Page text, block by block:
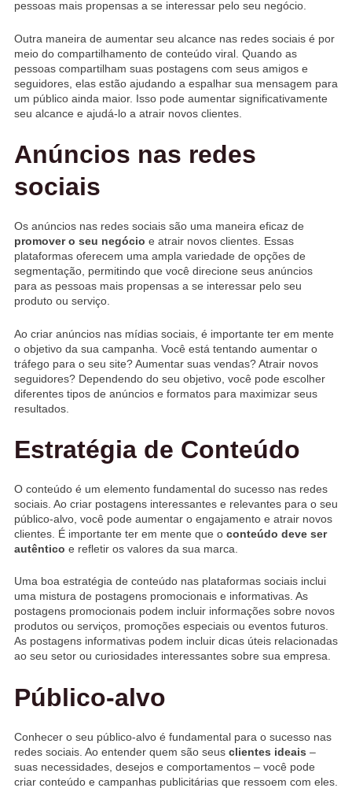
pessoas mais propensas a se interessar pelo seu negócio.
Outra maneira de aumentar seu alcance nas redes sociais é por
meio do compartilhamento de conteúdo viral. Quando as
pessoas compartilham suas postagens com seus amigos e
seguidores, elas estão ajudando a espalhar sua mensagem para
um público ainda maior. Isso pode aumentar significativamente
seu alcance e ajudá-lo a atrair novos clientes.
Anúncios nas redes
sociais
Os anúncios nas redes sociais são uma maneira eficaz de
promover o seu negócio e atrair novos clientes. Essas
plataformas oferecem uma ampla variedade de opções de
segmentação, permitindo que você direcione seus anúncios
para as pessoas mais propensas a se interessar pelo seu
produto ou serviço.
Ao criar anúncios nas mídias sociais, é importante ter em mente
o objetivo da sua campanha. Você está tentando aumentar o
tráfego para o seu site? Aumentar suas vendas? Atrair novos
seguidores? Dependendo do seu objetivo, você pode escolher
diferentes tipos de anúncios e formatos para maximizar seus
resultados.
Estratégia de Conteúdo
O conteúdo é um elemento fundamental do sucesso nas redes
sociais. Ao criar postagens interessantes e relevantes para o seu
público-alvo, você pode aumentar o engajamento e atrair novos
clientes. É importante ter em mente que o conteúdo deve ser
autêntico e refletir os valores da sua marca.
Uma boa estratégia de conteúdo nas plataformas sociais inclui
uma mistura de postagens promocionais e informativas. As
postagens promocionais podem incluir informações sobre novos
produtos ou serviços, promoções especiais ou eventos futuros.
As postagens informativas podem incluir dicas úteis relacionadas
ao seu setor ou curiosidades interessantes sobre sua empresa.
Público-alvo
Conhecer o seu público-alvo é fundamental para o sucesso nas
redes sociais. Ao entender quem são seus clientes ideais –
suas necessidades, desejos e comportamentos – você pode
criar conteúdo e campanhas publicitárias que ressoem com eles.